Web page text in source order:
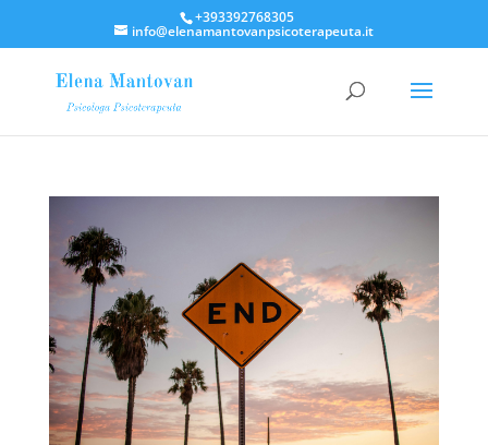
+393392768305
info@elenamantovanpsicoterapeuta.it